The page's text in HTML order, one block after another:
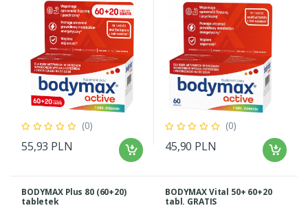
(0)
55,93 PLN
(0)
45,90 PLN
BODYMAX Plus 80 (60+20)
tabletek
BODYMAX Vital 50+ 60+20
tabl. GRATIS